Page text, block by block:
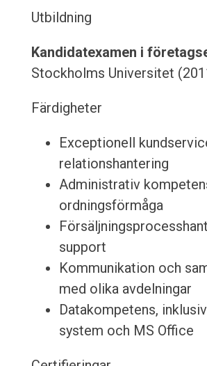
Utbildning
Kandidatexamen i
Stockholms Universitet
Färdigheter
Exceptionell
relationshantering
Administrativ
ordningsförmåga
support
Kommunikation och
med olika avdelningar
Datakompetens,
system och MS Office